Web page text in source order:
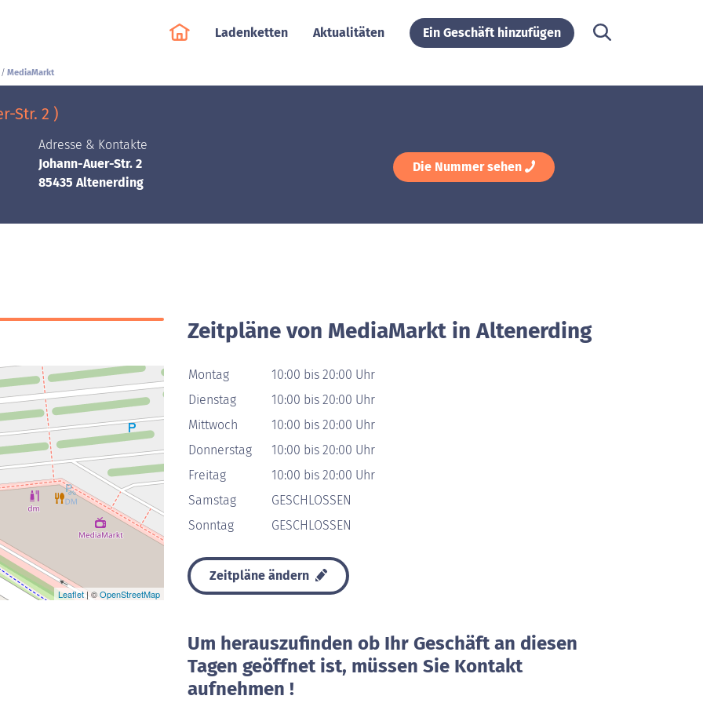
Ladenketten Aktualitäten Ein Geschäft hinzufügen
MediaMarkt
Str. 2 )
Adresse & Kontakte
Johann-Auer-Str. 2
85435 Altenerding
Die Nummer sehen
Leaflet| ©OpenStreetMap
Zeitpläne von MediaMarkt in Altenerding
Montag
10:00 bis 20:00 Uhr
Dienstag
10:00 bis 20:00 Uhr
Mittwoch
10:00 bis 20:00 Uhr
Donnerstag
10:00 bis 20:00 Uhr
Freitag
10:00 bis 20:00 Uhr
Samstag
GESCHLOSSEN
Sonntag
GESCHLOSSEN
Zeitpläne ändern
Um herauszufinden ob Ihr Geschäft an diesen
Tagen geöffnet ist, müssen Sie Kontakt
aufnehmen !